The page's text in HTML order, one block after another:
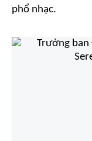
phổ nhạc.